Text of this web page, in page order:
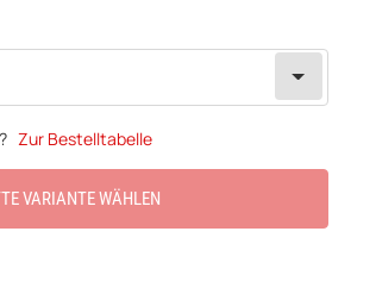
Zur Bestelltabelle
VARIANTE WÄHLEN